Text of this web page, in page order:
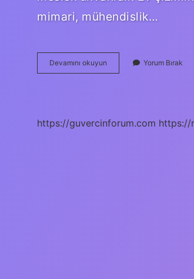
mimari, mühendislik…
Devamını okuyun
Çizen
Yorum Bırak
https://guvercinforum.com https://